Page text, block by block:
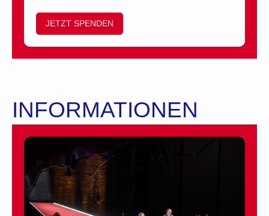
JETZT SPENDEN
INFORMATIONEN